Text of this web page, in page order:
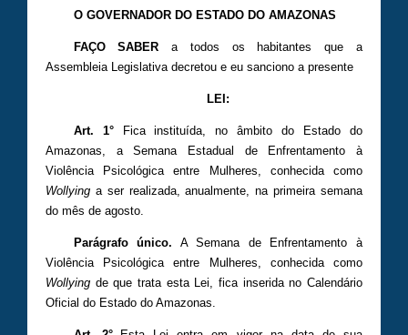
O GOVERNADOR DO ESTADO DO AMAZONAS
FAÇO SABER a todos os habitantes que a
Assembleia Legislativa decretou e eu sanciono a presente
LEI:
Art. 1°
Fica instituída, no âmbito do Estado do
Amazonas, a Semana Estadual de Enfrentamento à
Violência Psicológica entre Mulheres, conhecida como
Wollying a ser realizada, anualmente, na primeira semana
do mês de agosto.
Parágrafo único. A Semana de Enfrentamento à
Violência Psicológica entre Mulheres, conhecida como
Wollying de que trata esta Lei, fica inserida no Calendário
Oficial do Estado do Amazonas.